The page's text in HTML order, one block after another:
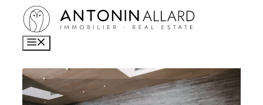
contenu
Accueil Acheter Terrain